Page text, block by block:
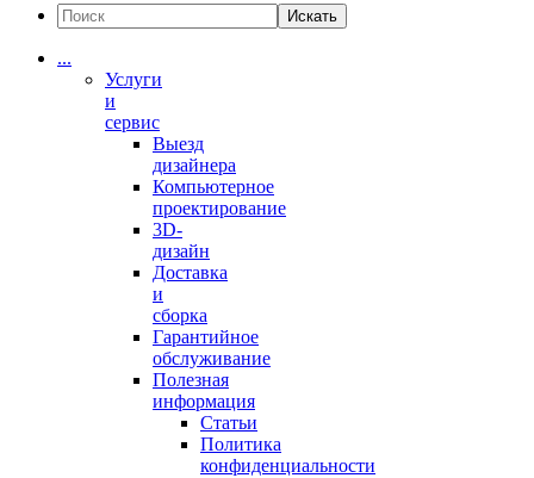
Искать
...
Услуги
и
сервис
Выезд
дизайнера
Компьютерное
проектирование
3D-
дизайн
Доставка
и
сборка
Гарантийное
обслуживание
Полезная
информация
Статьи
Политика
конфиденциальности